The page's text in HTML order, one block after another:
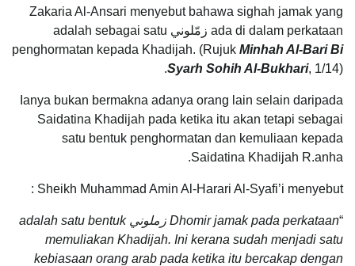
Zakaria Al-Ansari menyebut bahawa sighah jamak yang
ada di dalam perkataan زمّلوني adalah sebagai satu
penghormatan kepada Khadijah. (Rujuk Minhah Al-Bari Bi
Syarh Sohih Al-Bukhari, 1/14).
Ianya bukan bermakna adanya orang lain selain daripada
Saidatina Khadijah pada ketika itu akan tetapi sebagai
satu bentuk penghormatan dan kemuliaan kepada
Saidatina Khadijah R.anha.
Sheikh Muhammad Amin Al-Harari Al-Syafi’i menyebut :
“
Dhomir jamak pada perkataan زملوني adalah satu bentuk
memuliakan Khadijah. Ini kerana sudah menjadi satu
kebiasaan orang arab pada ketika itu bercakap dengan